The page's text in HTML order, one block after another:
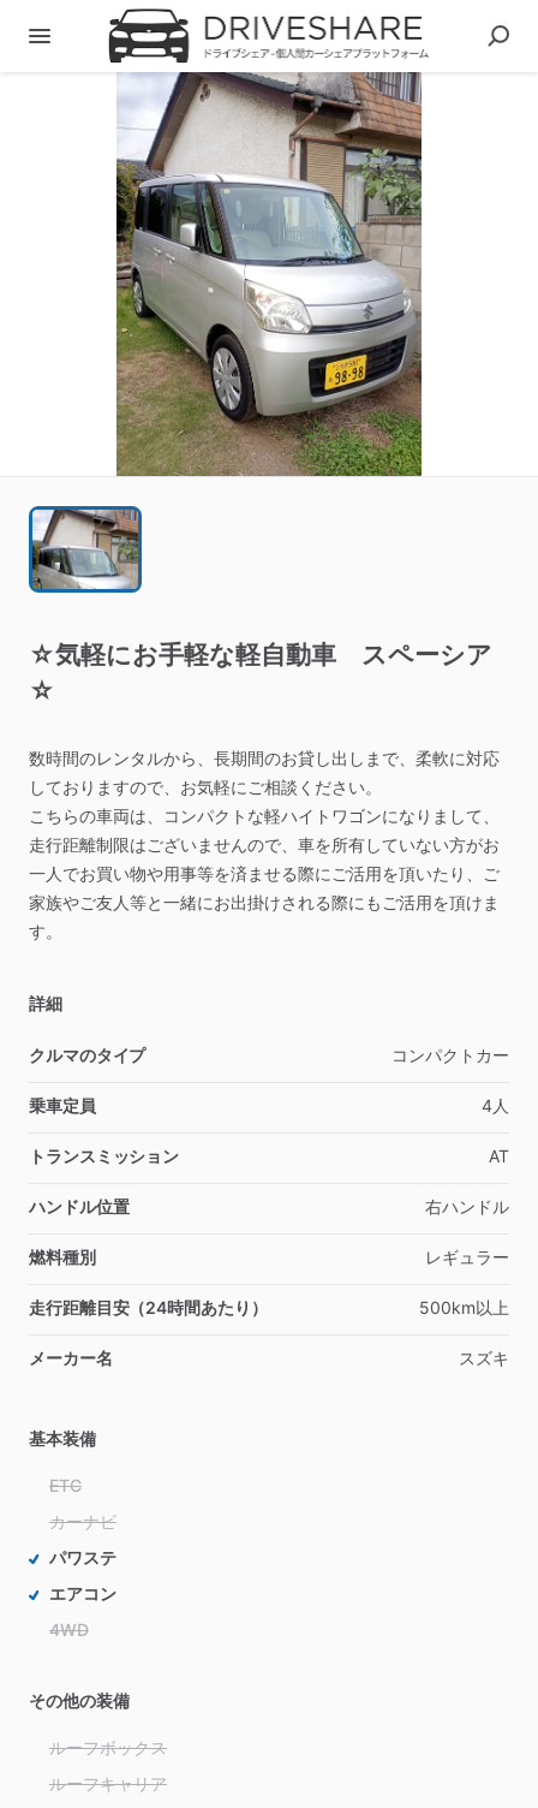
☆気軽にお手軽な軽自動車
スペーシア
☆
数時間のレンタルから、長期間のお貸し出しまで、柔軟に対応
しておりますので、お気軽にご相談ください。
こちらの車両は、コンパクトな軽ハイトワゴンになりまして、
走行距離制限はございませんので、車を所有していない方がお
一人でお買い物や用事等を済ませる際にご活用を頂いたり、ご
家族やご友人等と一緒にお出掛けされる際にもご活用を頂けま
す。
詳細
クルマのタイプ コンパクトカー
乗車定員 4人
トランスミッション AT
ハンドル位置 右ハンドル
燃料種別 レギュラー
走行距離目安（24時間あたり） 500km以上
メーカー名 スズキ
基本装備
ETC
カーナビ
パワステ
エアコン
4WD
その他の装備
ルーフボックス
ルーフキャリア